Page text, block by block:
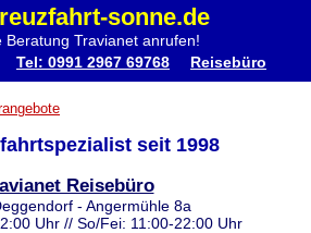
sonne.de
Beratung Travianet anrufen!
Tel: 0991 2967 69768 Reisebüro
seit 1998
Reisebüro
- Angermühle 8a
Uhr // So/Fei: 11:00-22:00 Uhr